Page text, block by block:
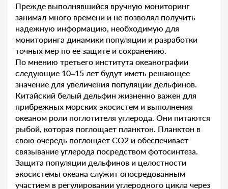
Прежде выполнявшийся вручную мониторинг
занимал много времени и не позволял получить
надежную информацию, необходимую для
мониторинга динамики популяции и разработки
точных мер по ее защите и сохранению.
По мнению третьего института океанографии
следующие 10–15 лет будут иметь решающее
значение для увеличения популяции дельфинов.
Китайский белый дельфин жизненно важен для
прибрежных морских экосистем и выполнения
океаном роли поглотителя углерода. Они питаются
рыбой, которая поглощает планктон. Планктон в
свою очередь поглощает CO2 и обеспечивает
связывание углерода посредством фотосинтеза.
Защита популяции дельфинов и целостности
экосистемы океана служит опосредованным
участием в регулировании углеродного цикла через